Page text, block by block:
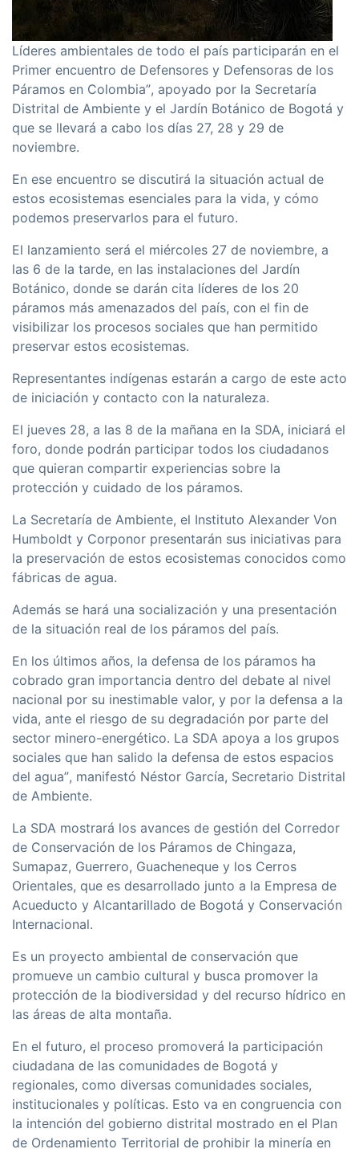
Lí­deres ambientales de todo el paí­s participarán en el
Primer encuentro de Defensores y Defensoras de los
Páramos en Colombia”, apoyado por la Secretarí­a
Distrital de Ambiente y el Jardí­n Botánico de Bogotá y
que se llevará a cabo los dí­as 27, 28 y 29 de
noviembre.
En ese encuentro se discutirá la situación actual de
estos ecosistemas esenciales para la vida, y cómo
podemos preservarlos para el futuro.
El lanzamiento será el miércoles 27 de noviembre, a
las 6 de la tarde, en las instalaciones del Jardí­n
Botánico, donde se darán cita lí­deres de los 20
páramos más amenazados del paí­s, con el fin de
visibilizar los procesos sociales que han permitido
preservar estos ecosistemas.
Representantes indí­genas estarán a cargo de este acto
de iniciación y contacto con la naturaleza.
El jueves 28, a las 8 de la mañana en la SDA, iniciará el
foro, donde podrán participar todos los ciudadanos
que quieran compartir experiencias sobre la
protección y cuidado de los páramos.
La Secretarí­a de Ambiente, el Instituto Alexander Von
Humboldt y Corponor presentarán sus iniciativas para
la preservación de estos ecosistemas conocidos como
fábricas de agua.
Además se hará una socialización y una presentación
de la situación real de los páramos del paí­s.
En los últimos años, la defensa de los páramos ha
cobrado gran importancia dentro del debate al nivel
nacional por su inestimable valor, y por la defensa a la
vida, ante el riesgo de su degradación por parte del
sector minero-energético. La SDA apoya a los grupos
sociales que han salido la defensa de estos espacios
del agua”, manifestó Néstor Garcí­a, Secretario Distrital
de Ambiente.
La SDA mostrará los avances de gestión del Corredor
de Conservación de los Páramos de Chingaza,
Sumapaz, Guerrero, Guacheneque y los Cerros
Orientales, que es desarrollado junto a la Empresa de
Acueducto y Alcantarillado de Bogotá y Conservación
Internacional.
Es un proyecto ambiental de conservación que
promueve un cambio cultural y busca promover la
protección de la biodiversidad y del recurso hí­drico en
las áreas de alta montaña.
En el futuro, el proceso promoverá la participación
ciudadana de las comunidades de Bogotá y
regionales, como diversas comunidades sociales,
institucionales y polí­ticas. Esto va en congruencia con
la intención del gobierno distrital mostrado en el Plan
de Ordenamiento Territorial de prohibir la minerí­a en